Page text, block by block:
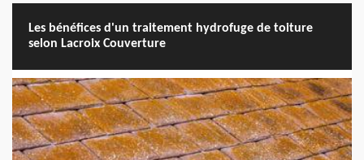
Les bénéfices d'un traitement hydrofuge de toiture
selon Lacroix Couverture